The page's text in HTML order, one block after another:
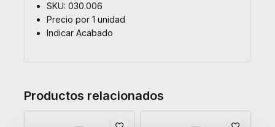
SKU: 030.006
Precio por 1 unidad
Indicar Acabado
Productos relacionados